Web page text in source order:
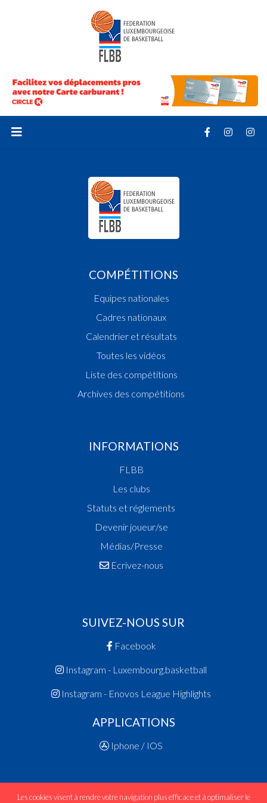
COMPÉTITIONS
Equipes nationales
Cadres nationaux
Calendrier et résultats
Toutes les vidéos
Liste des compétitions
Archives des compétitions
INFORMATIONS
FLBB
Les clubs
Statuts et réglements
Devenir joueur/se
Médias/Presse
Ecrivez-nous
SUIVEZ-NOUS SUR
Facebook
Instagram - Luxembourg.basketball
Instagram - Enovos League Highlights
APPLICATIONS
Iphone / IOS
Les cookies visent à rendre votre navigation plus efficace et à optimaliser le